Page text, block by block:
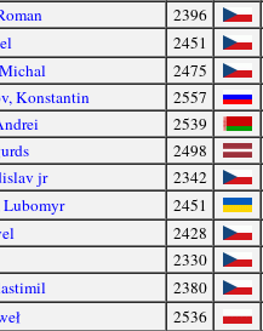
2396
2451
2475
Konstantin
2557
2539
2498
jr
2342
2451
2428
2330
2380
2536